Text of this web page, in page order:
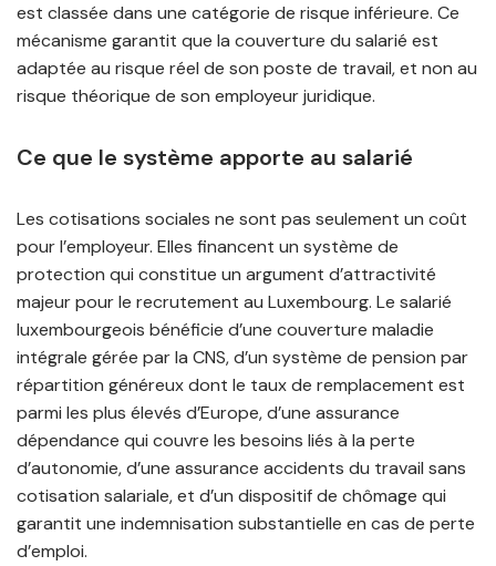
est classée dans une catégorie de risque inférieure. Ce
mécanisme garantit que la couverture du salarié est
adaptée au risque réel de son poste de travail, et non au
risque théorique de son employeur juridique.
Ce que le système apporte au salarié
Les cotisations sociales ne sont pas seulement un coût
pour l’employeur. Elles financent un système de
protection qui constitue un argument d’attractivité
majeur pour le recrutement au Luxembourg. Le salarié
luxembourgeois bénéficie d’une couverture maladie
intégrale gérée par la CNS, d’un système de pension par
répartition généreux dont le taux de remplacement est
parmi les plus élevés d’Europe, d’une assurance
dépendance qui couvre les besoins liés à la perte
d’autonomie, d’une assurance accidents du travail sans
cotisation salariale, et d’un dispositif de chômage qui
garantit une indemnisation substantielle en cas de perte
d’emploi.